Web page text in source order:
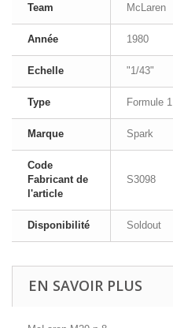
Team McLaren
Année 1980
Echelle "1/43"
Type Formule 1
Marque Spark
Code
Fabricant de
l'article
S3098
Disponibilité Soldout
EN SAVOIR PLUS